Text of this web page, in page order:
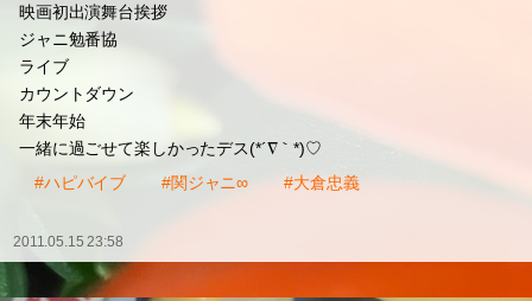
映画初出演舞台挨拶
ジャニ勉番協
ライブ
カウントダウン
年末年始
一緒に過ごせて楽しかったデス(*´∇｀*)♡
#ハピバイブ
#関ジャニ∞ #大倉忠義
2011.05.15 23:58